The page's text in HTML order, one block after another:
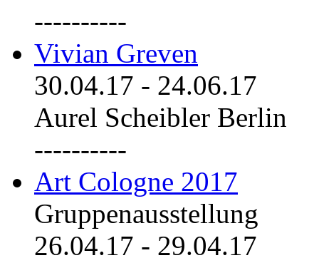
----------
Vivian Greven
30.04.17 - 24.06.17
Aurel Scheibler Berlin
----------
Art Cologne 2017
Gruppenausstellung
26.04.17 - 29.04.17